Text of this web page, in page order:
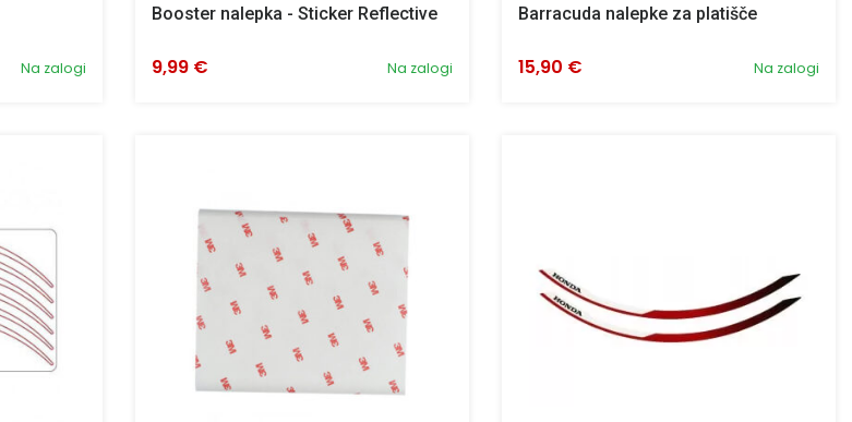
Na zalogi
Booster nalepka - Sticker Reflective
Na zalogi
9,99 €
Barracuda nalepke za platišče
Na zalogi
15,90 €